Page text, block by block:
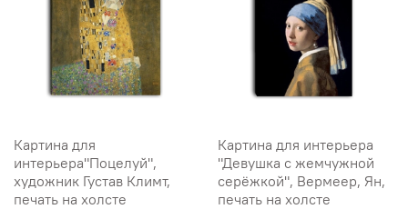
Картина для
интерьера"Поцелуй",
художник Густав Климт,
печать на холсте
Картина для интерьера
"Девушка с жемчужной
серёжкой", Вермеер, Ян,
печать на холсте